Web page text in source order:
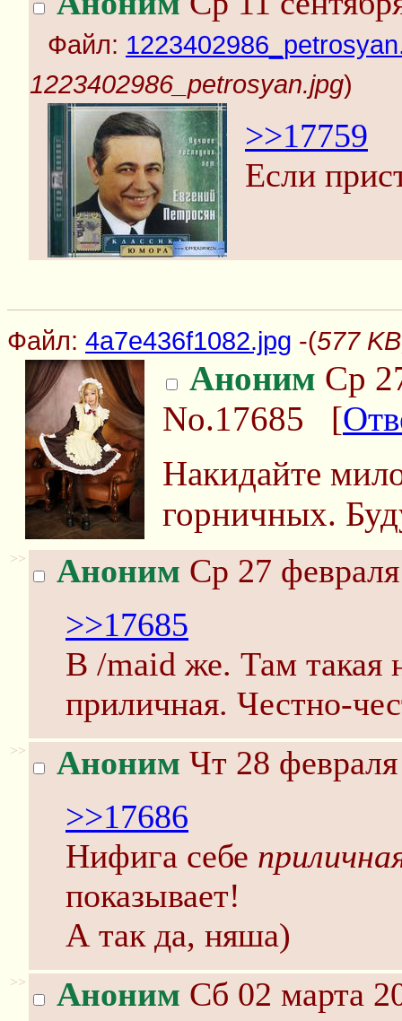
Файл:
1223402986_petrosyan.jpg)
>>17759
Если
Файл: 4a7e436f1082.jpg -(577
Аноним Ср
No.17685 [
Накидайте
горничных.
>> Аноним Ср 27
>>17685
В /maid же. Там такая
приличная. Честно-
>> Аноним Чт 28
>>17686
Нифига себе
показывает!
А так да, няша)
>> Аноним Сб 02 марта